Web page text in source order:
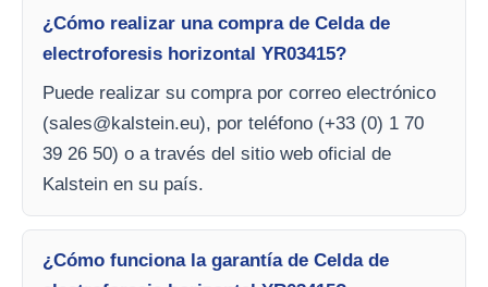
¿Cómo realizar una compra de Celda de
electroforesis horizontal YR03415?
Puede realizar su compra por correo electrónico
(sales@kalstein.eu), por teléfono (+33 (0) 1 70
39 26 50) o a través del sitio web oficial de
Kalstein en su país.
¿Cómo funciona la garantía de Celda de